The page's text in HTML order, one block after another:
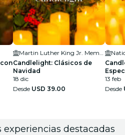
Candlelight: Clásicos de
Navidad
18 dic
Desde USD 39.00
13 feb
Desde
experiencias destacadas